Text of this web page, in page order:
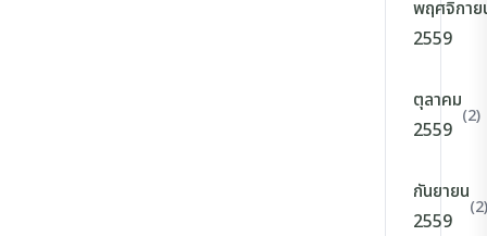
พฤศจิกาย
2559
ตุลาคม
2559
(2)
กันยายน
2559
(2)